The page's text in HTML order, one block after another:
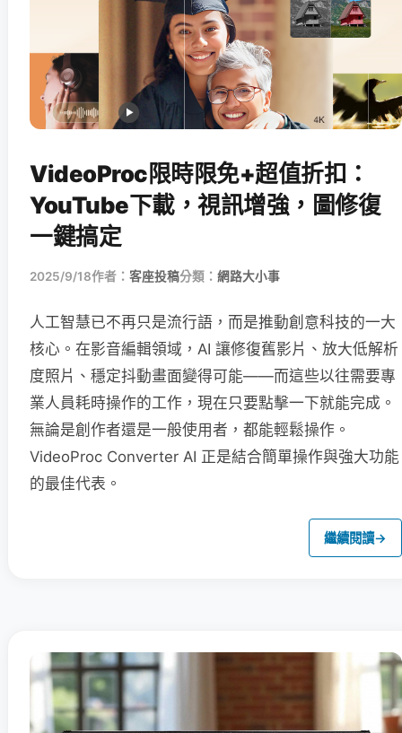
VideoProc限時限免+超值折扣：
YouTube下載，視訊增強，圖修復
一鍵搞定
2025/9/18作者： 客座投稿分類： 網路大小事
人工智慧已不再只是流行語，而是推動創意科技的一大
核心。在影音編輯領域，AI 讓修復舊影片、放大低解析
度照片、穩定抖動畫面變得可能——而這些以往需要專
業人員耗時操作的工作，現在只要點擊一下就能完成。
無論是創作者還是一般使用者，都能輕鬆操作。
VideoProc Converter AI 正是結合簡單操作與強大功能
的最佳代表。
繼續閱讀→